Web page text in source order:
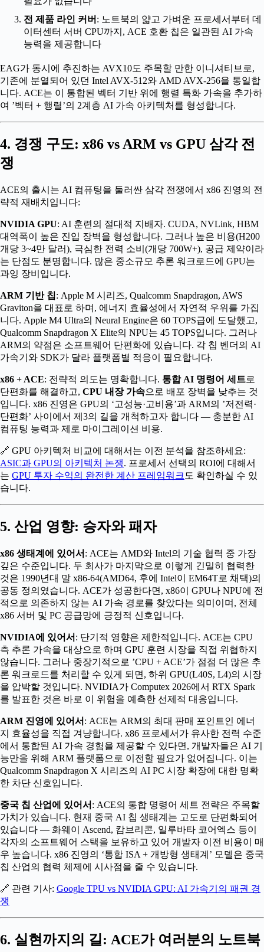
전 제품 라인 커버 : 노트북의 얇고 가벼운 프로세서부터 데
이터센터 서버 CPU까지, ACE 호환 칩은 일관된 AI 가속
능력을 제공합니다
EAG가 동시에 추진하는 AVX10도 주목할 만한 이니셔티브로,
기존에 분열되어 있던 Intel AVX-512와 AMD AVX-256을 통일합
니다. ACE는 이 통합된 벡터 기반 위에 행렬 특화 가속을 추가하
여 ’벡터 + 행렬’의 2계층 AI 가속 아키텍처를 형성합니다.
4. 경쟁 구도: x86 vs ARM vs GPU 삼각 전
쟁
ACE의 출시는 AI 컴퓨팅을 둘러싼 삼각 전쟁에서 x86 진영의 전
략적 재배치입니다:
NVIDIA GPU: AI 훈련의 절대적 지배자. CUDA, NVLink, HBM
대역폭이 높은 진입 장벽을 형성합니다. 그러나 높은 비용(H200
개당 3~4만 달러), 극심한 전력 소비(개당 700W+), 공급 제약이라
는 단점도 분명합니다. 많은 중소규모 추론 워크로드에 GPU는
과잉 장비입니다.
ARM 기반 칩: Apple M 시리즈, Qualcomm Snapdragon, AWS
Graviton을 대표로 하며, 에너지 효율성에서 자연적 우위를 가집
니다. Apple M4 Ultra의 Neural Engine은 60 TOPS급에 도달했고,
Qualcomm Snapdragon X Elite의 NPU는 45 TOPS입니다. 그러나
ARM의 약점은 소프트웨어 단편화에 있습니다. 각 칩 벤더의 AI
가속기와 SDK가 달라 플랫폼별 적응이 필요합니다.
x86 + ACE: 전략적 의도는 명확합니다. 통합 AI 명령어 세트로
단편화를 해결하고, CPU 내장 가속으로 배포 장벽을 낮추는 것
입니다. x86 진영은 GPU의 ‘고성능·고비용’과 ARM의 ’저전력·
단편화’ 사이에서 제3의 길을 개척하고자 합니다 — 충분한 AI
컴퓨팅 능력과 제로 마이그레이션 비용.
🔗 GPU 아키텍처 비교에 대해서는 이전 분석을 참조하세요:
ASIC과 GPU의 아키텍처 논쟁. 프로세서 선택의 ROI에 대해서
는 GPU 투자 수익의 완전한 계산 프레임워크 도 확인하실 수 있
습니다.
5. 산업 영향: 승자와 패자
x86 생태계에 있어서 : ACE는 AMD와 Intel의 기술 협력 중 가장
깊은 수준입니다. 두 회사가 마지막으로 이렇게 긴밀히 협력한
것은 1990년대 말 x86-64(AMD64, 후에 Intel이 EM64T로 채택)의
공동 정의였습니다. ACE가 성공한다면, x86이 GPU나 NPU에 전
적으로 의존하지 않는 AI 가속 경로를 찾았다는 의미이며, 전체
x86 서버 및 PC 공급망에 긍정적 신호입니다.
NVIDIA에 있어서 : 단기적 영향은 제한적입니다. ACE는 CPU
측 추론 가속을 대상으로 하며 GPU 훈련 시장을 직접 위협하지
않습니다. 그러나 중장기적으로 ’CPU + ACE’가 점점 더 많은 추
론 워크로드를 처리할 수 있게 되면, 하위 GPU(L40S, L4)의 시장
을 압박할 것입니다. NVIDIA가 Computex 2026에서 RTX Spark
를 발표한 것은 바로 이 위험을 예측한 선제적 대응입니다.
ARM 진영에 있어서 : ACE는 ARM의 최대 판매 포인트인 에너
지 효율성을 직접 겨냥합니다. x86 프로세서가 유사한 전력 수준
에서 통합된 AI 가속 경험을 제공할 수 있다면, 개발자들은 AI 기
능만을 위해 ARM 플랫폼으로 이전할 필요가 없어집니다. 이는
Qualcomm Snapdragon X 시리즈의 AI PC 시장 확장에 대한 명확
한 차단 신호입니다.
중국 칩 산업에 있어서 : ACE의 통합 명령어 세트 전략은 주목할
가치가 있습니다. 현재 중국 AI 칩 생태계는 고도로 단편화되어
있습니다 — 화웨이 Ascend, 캄브리콘, 일루바타 코어엑스 등이
각자의 소프트웨어 스택을 보유하고 있어 개발자 이전 비용이 매
우 높습니다. x86 진영의 ‘통합 ISA + 개방형 생태계’ 모델은 중국
칩 산업의 협력 체제에 시사점을 줄 수 있습니다.
🔗 관련 기사: Google TPU vs NVIDIA GPU: AI 가속기의 패권 경
쟁
6. 실현까지의 길: ACE가 여러분의 노트북